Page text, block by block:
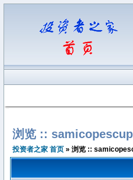
浏览 ::
投资者之家 首页 » 浏览 ::